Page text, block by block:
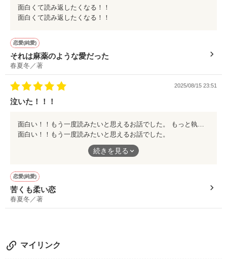
面白くて読み返したくなる！！
面白くて読み返したくなる！！
恋愛(純愛)
それは麻薬のような愛だった
春夏冬／著
2025/08/15 23:51
泣いた！！！
面白い！！もう一度読みたいと思えるお話でした。 もっと執着がすごい一面が見たかったです。
面白い！！もう一度読みたいと思えるお話でした。
もっと執着がすごい一面が見たかったです。
続きを見る
恋愛(純愛)
苦くも柔い恋
春夏冬／著
マイリンク